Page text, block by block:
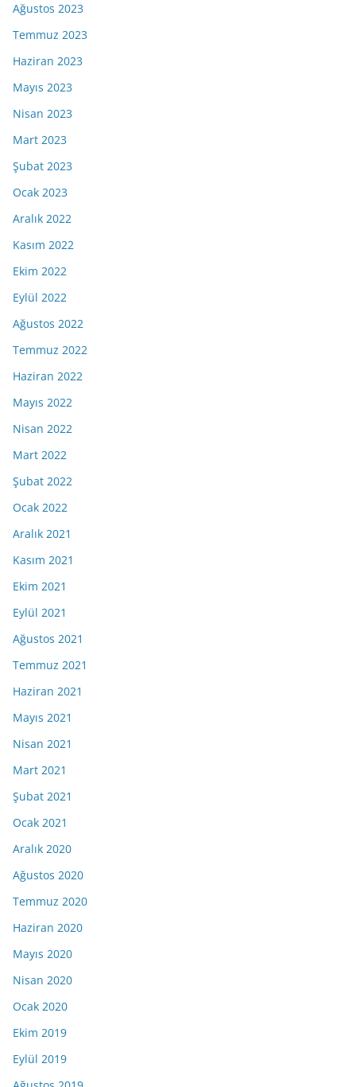
Ağustos 2023
Temmuz 2023
Haziran 2023
Mayıs 2023
Nisan 2023
Mart 2023
Şubat 2023
Ocak 2023
Aralık 2022
Kasım 2022
Ekim 2022
Eylül 2022
Ağustos 2022
Temmuz 2022
Haziran 2022
Mayıs 2022
Nisan 2022
Mart 2022
Şubat 2022
Ocak 2022
Aralık 2021
Kasım 2021
Ekim 2021
Eylül 2021
Ağustos 2021
Temmuz 2021
Haziran 2021
Mayıs 2021
Nisan 2021
Mart 2021
Şubat 2021
Ocak 2021
Aralık 2020
Ağustos 2020
Temmuz 2020
Haziran 2020
Mayıs 2020
Nisan 2020
Ocak 2020
Ekim 2019
Eylül 2019